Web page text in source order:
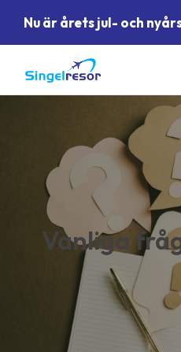
Nu är årets jul- och
Vanliga